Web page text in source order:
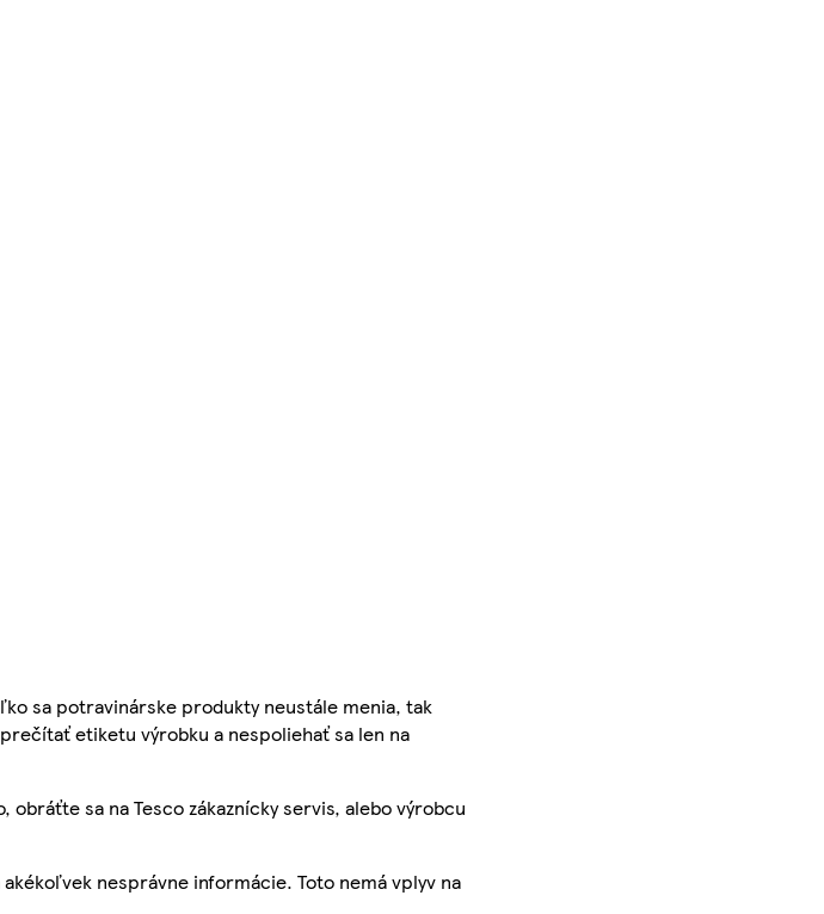
sa potravinárske produkty neustále menia, tak
etiketu výrobku a nespoliehať sa len na
sa na Tesco zákaznícky servis, alebo výrobcu
nesprávne informácie. Toto nemá vplyv na